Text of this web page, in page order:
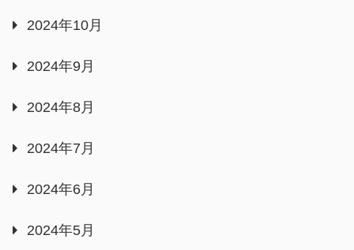
2024年10月
2024年9月
2024年8月
2024年7月
2024年6月
2024年5月